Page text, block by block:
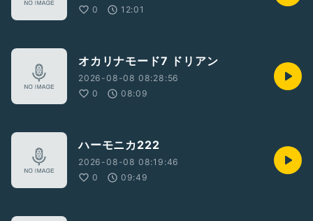
0
12:01
オカリナモード7 ドリアン
2026-08-08 08:28:56
0
08:09
ハーモニカ222
2026-08-08 08:19:46
0
09:49